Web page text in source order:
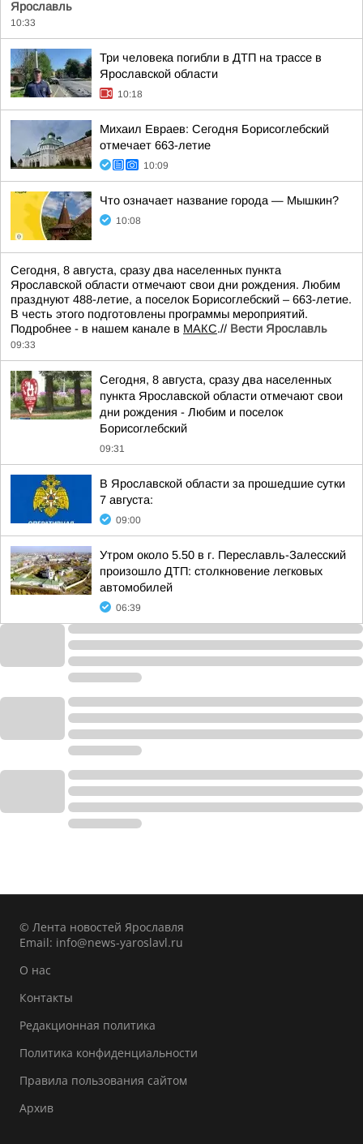
Ярославль
10:33
Три человека погибли в ДТП на трассе в
Ярославской области
10:18
Михаил Евраев: Сегодня Борисоглебский
отмечает 663-летие
10:09
Что означает название города — Мышкин?
10:08
Сегодня, 8 августа, сразу два населенных пункта
Ярославской области отмечают свои дни рождения. Любим
празднуют 488-летие, а поселок Борисоглебский – 663-летие.
В честь этого подготовлены программы мероприятий.
Подробнее - в нашем канале в МАКС.// Вести Ярославль
09:33
Сегодня, 8 августа, сразу два населенных
пункта Ярославской области отмечают свои
дни рождения - Любим и поселок
Борисоглебский
09:31
В Ярославской области за прошедшие сутки
7 августа:
09:00
Утром около 5.50 в г. Переславль-Залесский
произошло ДТП: столкновение легковых
автомобилей
06:39
© Лента новостей Ярославля
Email: info@news-yaroslavl.ru
О нас
Контакты
Редакционная политика
Политика конфиденциальности
Правила пользования сайтом
Архив